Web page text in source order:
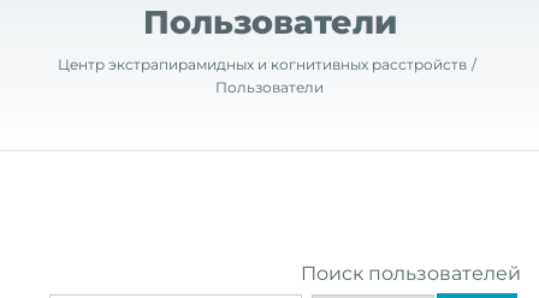
Пользователи
Центр экстрапирамидных и когнитивных расстройств
Пользователи
Поиск пользователей